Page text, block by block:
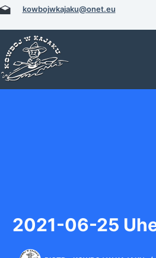
Przejdź
treści
kowbojwkajaku@onet.eu
2021-06-25